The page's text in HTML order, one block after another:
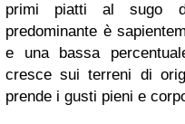
primi piatti al sugo
predominante è
e una bassa
cresce sui terreni di
prende i gusti pieni e